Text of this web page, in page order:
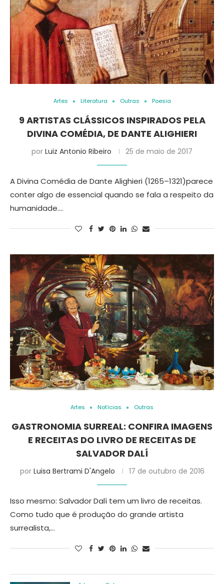
Artes Literatura Outras Poesia
9 ARTISTAS CLÁSSICOS INSPIRADOS PELA
DIVINA COMÉDIA, DE DANTE ALIGHIERI
por Luiz Antonio Ribeiro 25 de maio de 2017
A Divina Comédia de Dante Alighieri (1265–1321)parece
conter algo de essencial quando se fala a respeito da
humanidade.…
Artes Notícias Outras
GASTRONOMIA SURREAL: CONFIRA IMAGENS
E RECEITAS DO LIVRO DE RECEITAS DE
SALVADOR DALÍ
por Luisa Bertrami D'Angelo 17 de outubro de 2016
Isso mesmo: Salvador Dalí tem um livro de receitas.
Como tudo que é produção do grande artista
surrealista,…